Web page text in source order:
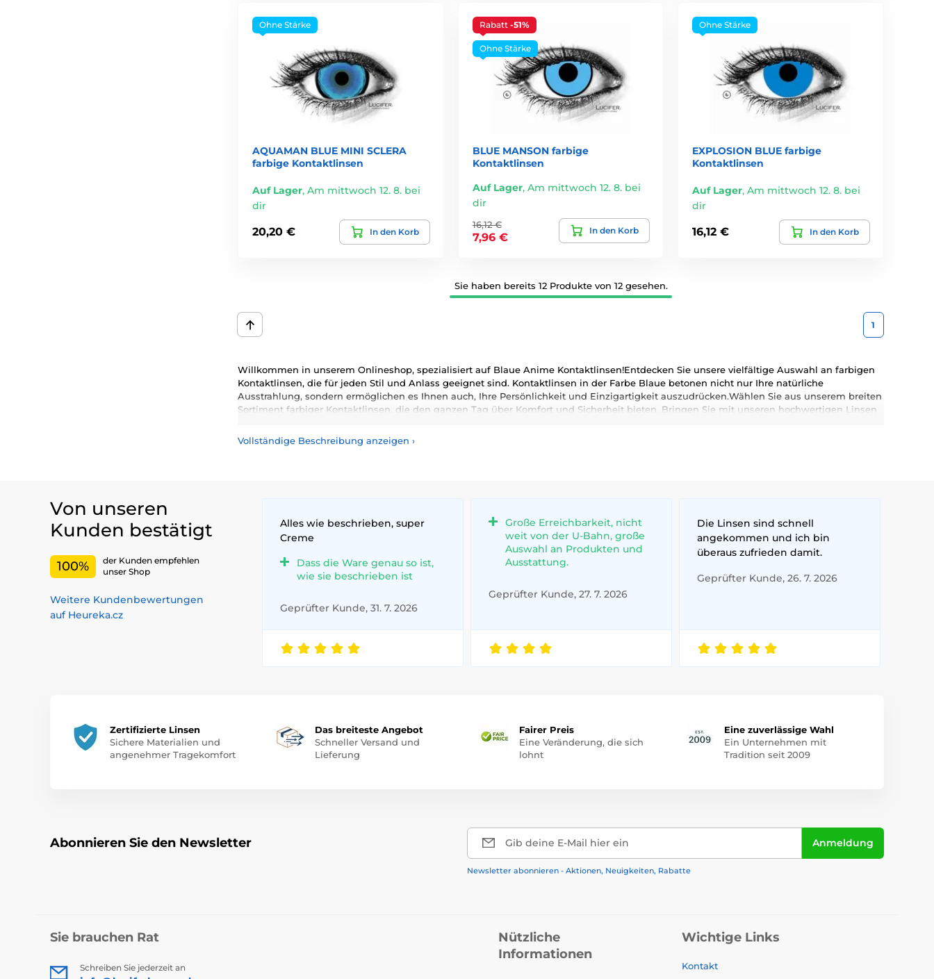
Ohne Stärke
AQUAMAN BLUE MINI SCLERA
farbige Kontaktlinsen
Auf Lager, Am mittwoch 12. 8. bei
dir
20,20 € In den Korb
Rabatt -51%
Ohne Stärke
BLUE MANSON farbige
Kontaktlinsen
Auf Lager, Am mittwoch 12. 8. bei
dir
16,12 €
7,96 €
In den Korb
Ohne Stärke
EXPLOSION BLUE farbige
Kontaktlinsen
Auf Lager,Am mittwoch 12. 8. bei
dir
16,12 € In den Korb
Sie haben bereits 12 Produkte von 12 gesehen.
1
Willkommen in unserem Onlineshop, spezialisiert auf Blaue Anime Kontaktlinsen!Entdecken Sie unsere vielfältige Auswahl an farbigen
Kontaktlinsen, die für jeden Stil und Anlass geeignet sind. Kontaktlinsen in der Farbe Blaue betonen nicht nur Ihre natürliche
Ausstrahlung, sondern ermöglichen es Ihnen auch, Ihre Persönlichkeit und Einzigartigkeit auszudrücken.Wählen Sie aus unserem breiten
Sortiment farbiger Kontaktlinsen, die den ganzen Tag über Komfort und Sicherheit bieten. Bringen Sie mit unseren hochwertigen Linsen
Vollständige Beschreibung anzeigen ›
Von unseren
Kunden bestätigt
100%
der Kunden empfehlen
unser Shop
Weitere Kundenbewertungen
auf Heureka.cz
Alles wie beschrieben, super
Creme
Dass die Ware genau so ist,
wie sie beschrieben ist
Geprüfter Kunde, 31. 7. 2026
Große Erreichbarkeit, nicht
weit von der U-Bahn, große
Auswahl an Produkten und
Ausstattung.
Geprüfter Kunde, 27. 7. 2026
Die Linsen sind schnell
angekommen und ich bin
überaus zufrieden damit.
Geprüfter Kunde, 26. 7. 2026
Zertifizierte Linsen
Sichere Materialien und
angenehmer Tragekomfort
Das breiteste Angebot
Schneller Versand und
Lieferung
Fairer Preis
Eine Veränderung, die sich
lohnt
Eine zuverlässige Wahl
Ein Unternehmen mit
Tradition seit 2009
Abonnieren Sie den Newsletter Gib deine E-Mail hier ein Anmeldung
Newsletter abonnieren - Aktionen, Neuigkeiten, Rabatte
Sie brauchen Rat
Schreiben Sie jederzeit an
Nützliche
Informationen
Wichtige Links
Kontakt